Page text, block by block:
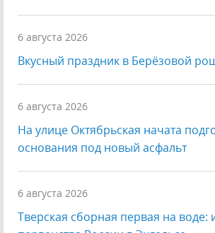
6 августа 2026
Вкусный праздник в Берёзовой
6 августа 2026
На улице Октябрьская начата
основания под новый асфальт
6 августа 2026
Тверская сборная первая на воде: